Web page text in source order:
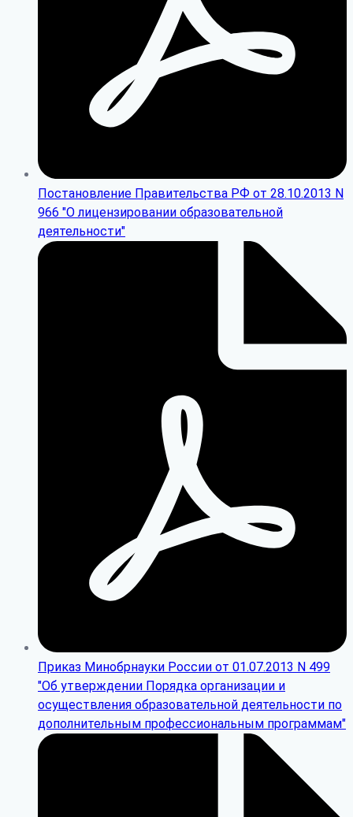
Постановление Правительства РФ от 28.10.2013 N
966 "О лицензировании образовательной
деятельности"
Приказ Минобрнауки России от 01.07.2013 N 499
"Об утверждении Порядка организации и
осуществления образовательной деятельности по
дополнительным профессиональным программам"